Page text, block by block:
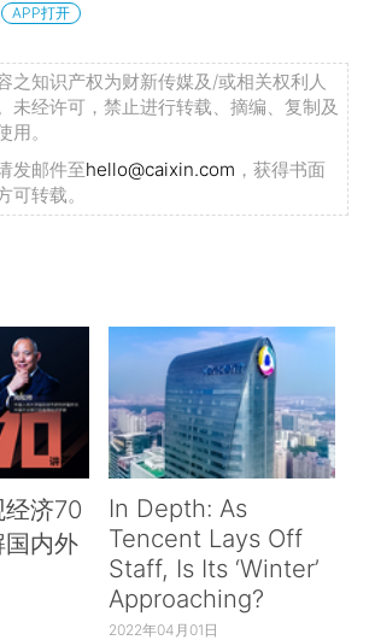
APP打开
之知识产权为财新传媒及/或相关权利人
未经许可，禁止进行转载、摘编、复制及
用。
发邮件至hello@caixin.com ，获得书面
可转载。
济70
内外
In Depth: As
Tencent Lays Off
Staff, Is Its ‘Winter’
Approaching?
2022年04月01日